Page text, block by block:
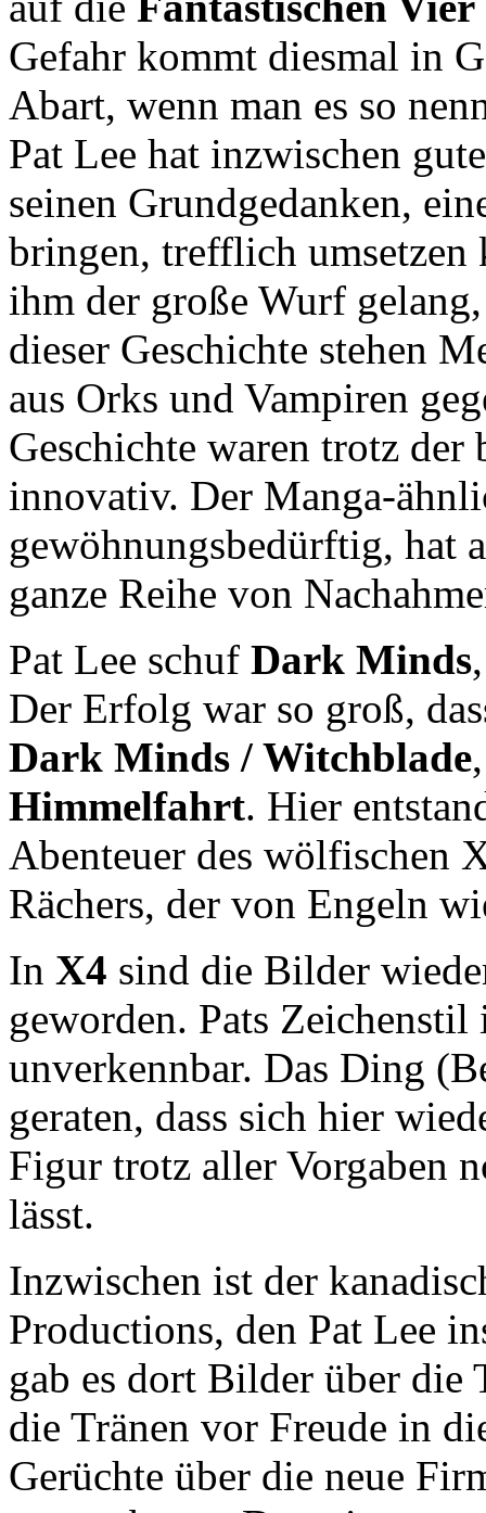
Gefahr kommt diesmal in
Abart, wenn man es so
Pat Lee hat inzwischen
seinen Grundgedanken,
bringen, trefflich
ihm der große Wurf
dieser Geschichte stehen
aus Orks und Vampiren
Geschichte waren trotz der
innovativ. Der Manga-
gewöhnungsbedürftig, hat
ganze Reihe von
Pat Lee schuf Dark Minds
Der Erfolg war so groß,
Dark Minds / Witchblade
Himmelfahrt. Hier
Abenteuer des wölfischen
Rächers, der von Engeln
In X4 sind die Bilder
geworden. Pats
unverkennbar. Das Ding
geraten, dass sich hier
Figur trotz aller Vorgaben
lässt.
Inzwischen ist der
Productions, den Pat Lee
gab es dort Bilder über die
die Tränen vor Freude in
Gerüchte über die neue